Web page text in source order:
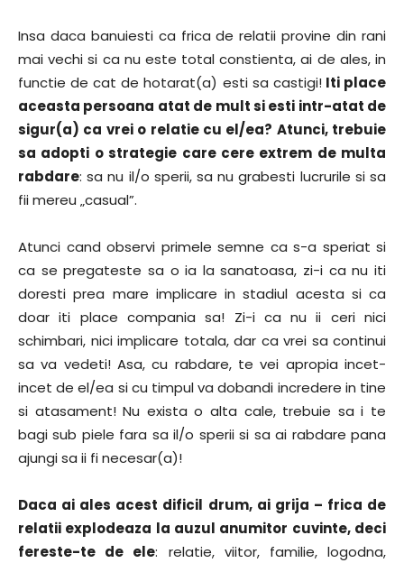
Insa daca banuiesti ca frica de relatii provine din rani
mai vechi si ca nu este total constienta, ai de ales, in
functie de cat de hotarat(a) esti sa castigi!Iti place
aceasta persoana atat de mult si esti intr-atat de
sigur(a) ca vrei o relatie cu el/ea? Atunci, trebuie
sa adopti o strategie care cere extrem de multa
rabdare: sa nu il/o sperii, sa nu grabesti lucrurile si sa
fii mereu „casual”.
Atunci cand observi primele semne ca s-a speriat si
ca se pregateste sa o ia la sanatoasa, zi-i ca nu iti
doresti prea mare implicare in stadiul acesta si ca
doar iti place compania sa! Zi-i ca nu ii ceri nici
schimbari, nici implicare totala, dar ca vrei sa continui
sa va vedeti! Asa, cu rabdare, te vei apropia incet-
incet de el/ea si cu timpul va dobandi incredere in tine
si atasament! Nu exista o alta cale, trebuie sa i te
bagi sub piele fara sa il/o sperii si sa ai rabdare pana
ajungi sa ii fi necesar(a)!
Daca ai ales acest dificil drum, ai grija – frica de
relatii explodeaza la auzul anumitor cuvinte, deci
fereste-te de ele: relatie, viitor, familie, logodna,